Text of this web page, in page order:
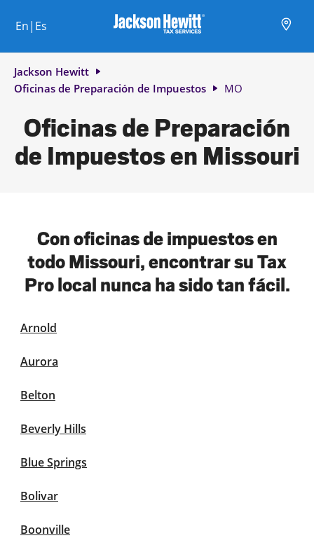
En|Es
Jackson Hewitt
Oficinas de Preparación de Impuestos
MO
Oficinas de Preparación
de Impuestos en Missouri
Con oficinas de impuestos en
todo Missouri, encontrar su Tax
Pro local nunca ha sido tan fácil.
Arnold
Aurora
Belton
Beverly Hills
Blue Springs
Bolivar
Boonville